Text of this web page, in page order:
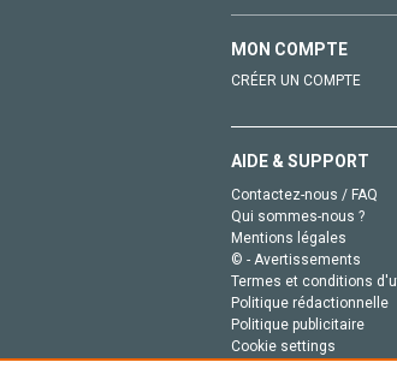
MON COMPTE
CRÉER UN COMPTE
AIDE & SUPPORT
Contactez-nous / FAQ
Qui sommes-nous ?
Mentions légales
© - Avertissements
Termes et conditions
Politique rédactionnelle
Politique publicitaire
Cookie settings